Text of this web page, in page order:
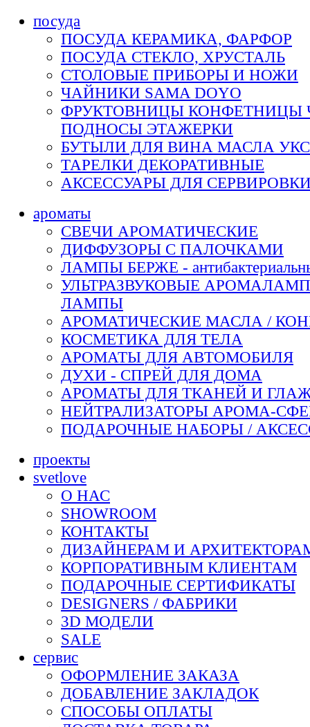
посуда
ПОСУДА КЕРАМИКА, ФАРФОР
ПОСУДА СТЕКЛО, ХРУСТАЛЬ
СТОЛОВЫЕ ПРИБОРЫ И НОЖИ
ЧАЙНИКИ SAMA DOYO
ФРУКТОВНИЦЫ КОНФЕТНИЦЫ
ПОДНОСЫ ЭТАЖЕРКИ
БУТЫЛИ ДЛЯ ВИНА МАСЛА
ТАРЕЛКИ ДЕКОРАТИВНЫЕ
АКСЕССУАРЫ ДЛЯ
ароматы
СВЕЧИ АРОМАТИЧЕСКИЕ
ДИФФУЗОРЫ С ПАЛОЧКАМИ
ЛАМПЫ БЕРЖЕ -
УЛЬТРАЗВУКОВЫЕ
ЛАМПЫ
АРОМАТИЧЕСКИЕ МАСЛА /
КОСМЕТИКА ДЛЯ ТЕЛА
АРОМАТЫ ДЛЯ АВТОМОБИЛЯ
ДУХИ - СПРЕЙ ДЛЯ ДОМА
АРОМАТЫ ДЛЯ ТКАНЕЙ И
НЕЙТРАЛИЗАТОРЫ АРОМА-
ПОДАРОЧНЫЕ НАБОРЫ /
проекты
svetlove
О НАС
SHOWROOM
КОНТАКТЫ
ДИЗАЙНЕРАМ И
КОРПОРАТИВНЫМ КЛИЕНТАМ
ПОДАРОЧНЫЕ СЕРТИФИКАТЫ
DESIGNERS / ФАБРИКИ
3D МОДЕЛИ
SALE
сервис
ОФОРМЛЕНИЕ ЗАКАЗА
ДОБАВЛЕНИЕ ЗАКЛАДОК
СПОСОБЫ ОПЛАТЫ